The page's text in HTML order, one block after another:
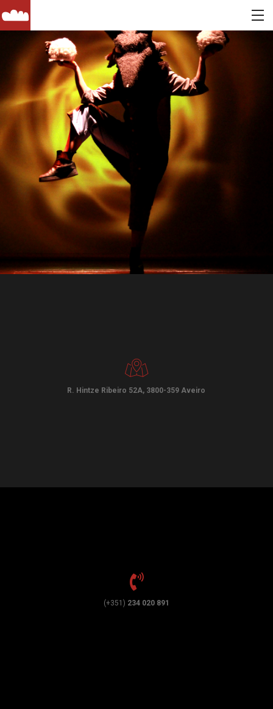
R. Hintze Ribeiro 52A, 3800-359 Aveiro
(+351) 234 020 891